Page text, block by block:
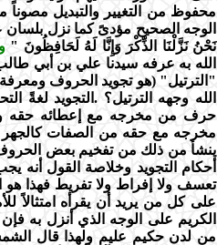
محفوظ من التغيير والتبديل
الوجه الصحيح مؤدىً كما نزل
نَحْنُ نَزَّلْنَا الذِّكْرَ وَإِنَّا لَهُ لَحَافِظُونَ "
الله به عرفه سيدنا علي بن أبي
"الترتيل" (هو تجويد الحروف
الله وجهه الترتيل؟ .التجويد
حرف من مخرجه مع إعطائه حقه
مخرجه مع حقه من الصفات كالجهر
ينشأ من ذلك من تفخيم بعض
أحكام التجويد وخلاصة القول
تعسف ولا إفراط ولا تفريط فهذا
على كل من يريد أن يقرأه امتثالاً
الكريم على الوجه الذي أنزل به
من لدن حكيم عليم ولهذا قال